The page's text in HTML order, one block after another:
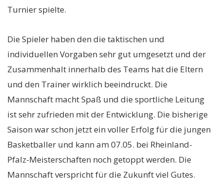
Turnier spielte.
Die Spieler haben den die taktischen und
individuellen Vorgaben sehr gut umgesetzt und der
Zusammenhalt innerhalb des Teams hat die Eltern
und den Trainer wirklich beeindruckt. Die
Mannschaft macht Spaß und die sportliche Leitung
ist sehr zufrieden mit der Entwicklung. Die bisherige
Saison war schon jetzt ein voller Erfolg für die jungen
Basketballer und kann am 07.05. bei Rheinland-
Pfalz-Meisterschaften noch getoppt werden. Die
Mannschaft verspricht für die Zukunft viel Gutes.